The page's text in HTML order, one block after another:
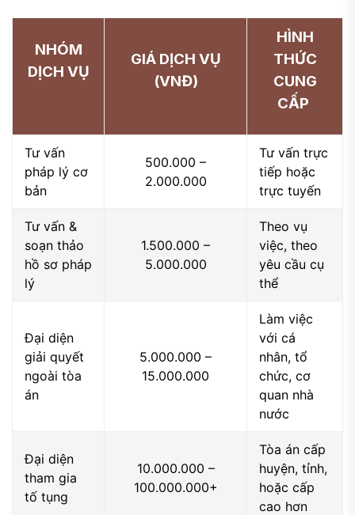
NHÓM
DỊCH VỤ
GIÁ DỊCH VỤ
(VNĐ)
HÌNH
THỨC
CUNG
CẤP
Tư vấn
pháp lý cơ
bản
500.000 –
2.000.000
Tư vấn trực
tiếp hoặc
trực tuyến
Tư vấn &
soạn thảo
hồ sơ pháp
lý
1.500.000 –
5.000.000
Theo vụ
việc, theo
yêu cầu cụ
thể
Đại diện
giải quyết
ngoài tòa
án
5.000.000 –
15.000.000
Làm việc
với cá
nhân, tổ
chức, cơ
quan nhà
nước
Đại diện
tham gia
tố tụng
10.000.000 –
100.000.000+
Tòa án cấp
huyện, tỉnh,
hoặc cấp
cao hơn